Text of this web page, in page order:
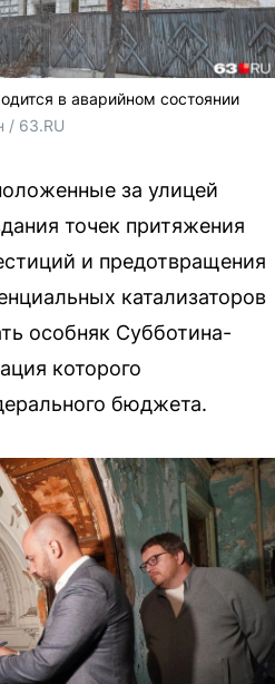
в аварийном состоянии
/ 63.RU
за улицей
точек притяжения
и предотвращения
катализаторов
особняк Субботина-
которого
бюджета.